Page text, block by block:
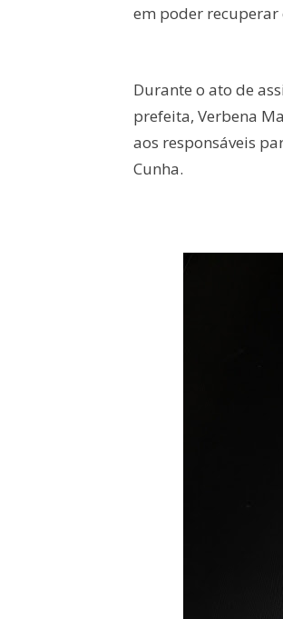
em poder recuperar
Durante o ato de
prefeita, Verbena
aos responsáveis
Cunha.